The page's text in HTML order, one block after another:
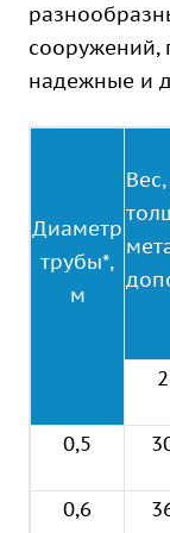
сооружений,
надежные и
Диаметр
трубы*,
м
0,5
0,6